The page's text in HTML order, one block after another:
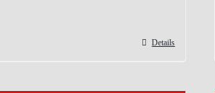
Details